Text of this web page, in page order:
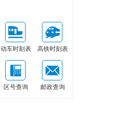
动车时刻表 高铁时刻表
区号查询 邮政查询